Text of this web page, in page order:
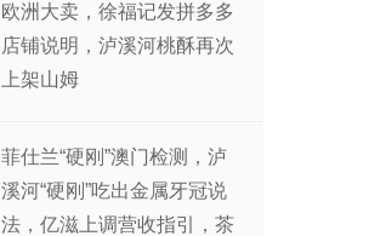
欧洲大卖，徐福记发拼多多
店铺说明，泸溪河桃酥再次
上架山姆
菲仕兰“硬刚”澳门检测，泸
溪河“硬刚”吃出金属牙冠说
法，亿滋上调营收指引，茶